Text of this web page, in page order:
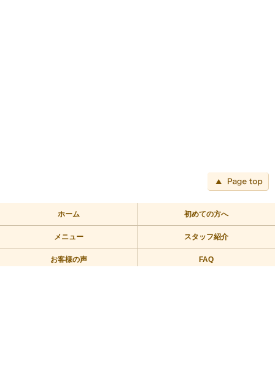
ホーム 初めての方へ
メニュー スタッフ紹介
お客様の声 FAQ